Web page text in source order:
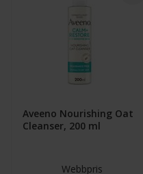
Aveeno Nourishing Oat
Cleanser, 200 ml
Webbpris